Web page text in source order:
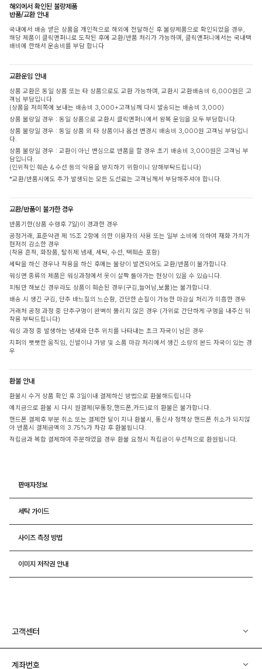
해외에서 확인된 불량제품
반품/교환 안내
국내에서 배송 받은 상품을 개인적으로 해외에 전달하신 후 불량제품으로 확인되었을 경우,
해당 제품이 클릭앤퍼니로 도착된 후에 교환/반품 처리가 가능하며, 클릭앤퍼니에서는 국내택
배비에 한해서 운송비를 부담 합니다
교환운임 안내
상품 교환은 동일 상품 또는 타 상품으로도 교환 가능하며, 교환시 교환배송비 6,000원은 고
객님 부담입니다.
(상품을 저희쪽에 보내는 배송비 3,000+고객님께 다시 발송되는 배송비 3,000)
상품 불량일 경우 : 동일 상품으로 교환시 클릭앤퍼니에서 왕복 운임을 모두 부담합니다.
상품 불량일 경우 : 동일 상품 외 타 상품이나 옵션 변경시 배송비 3,000원 고객님 부담입니
다.
상품 불량일 경우 : 교환이 아닌 변심으로 반품을 할 경우 초기 배송비 3,000원은 고객님 부
담입니다.
(인위적인 훼손 & 수선 등의 악용을 방지하기 위함이니 양해부탁드립니다)
*교환/반품시에도 추가 발생되는 모든 도선료는 고객님께서 부담해주셔야 합니다.
교환/반품이 불가한 경우
반품기한(상품 수령후 7일)이 경과한 경우
공정거래, 표준약관 제 15조 2항에 의한 이용자의 사용 또는 일부 소비에 의하여 재화 가치가
현저히 감소한 경우
(착용 흔적, 화장품, 탈취제 냄새, 세탁, 수선, 택훼손 포함)
세탁을 하신 경우나 착용을 하신 후에는 불량이 발견되어도 교환/반품이 불가합니다.
워싱면 종류의 제품은 워싱과정에서 옷이 살짝 돌아가는 현상이 있을 수 있습니다.
피팅만 해보신 경우라도 상품이 훼손된 경우(구김,늘어남,보풀)는 불가합니다.
배송 시 생긴 구김, 단추 바느질의 느슨함, 간단한 손질이 가능한 마감실 처리가 미흡한 경우
거래처 공정 과정 중 단추구멍이 완벽히 뚫리지 않은 경우 (가위로 간단하게 구멍을 내주신 뒤
착용 부탁드립니다)
워싱 과정 중 발생하는 냄새와 단추 위치를 나타내는 초크 자국이 남은 경우
지퍼의 뻣뻣한 움직임, 신발이나 가방 및 소품 마감 처리에서 생긴 소량의 본드 자국이 있는 경
우
환불 안내
환불시 수거 상품 확인 후 3일이내 결제하신 방법으로 환불해드립니다
예치금으로 환불 시 다시 원결제(무통장,핸드폰,카드)로의 환불은 불가합니다.
핸드폰 결제후 부분 취소 또는 결제한 달이 지나 환불시, 통신사 정책상 핸드폰 취소가 되지않
아 반품시 결제금액의 3.75%가 차감 후 환불됩니다.
적립금과 복합 결제하여 주문하였을 경우 환불 요청시 적립금이 우선적으로 환원됩니다.
판매자정보
세탁 가이드
사이즈 측정 방법
이미지 저작권 안내
고객센터
계좌번호